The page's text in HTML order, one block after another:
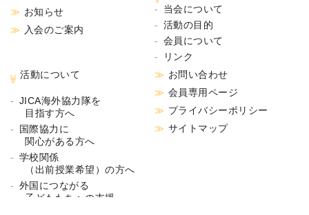
お知らせ
入会のご案内
当会について
活動の目的
会員について
リンク
活動について
JICA海外協力隊を
目指す方へ
国際協力に
関心がある方へ
学校関係
（出前授業希望）の方へ
外国につながる
子どもたちへの支援
お問い合わせ
会員専用ページ
プライバシーポリシー
サイトマップ